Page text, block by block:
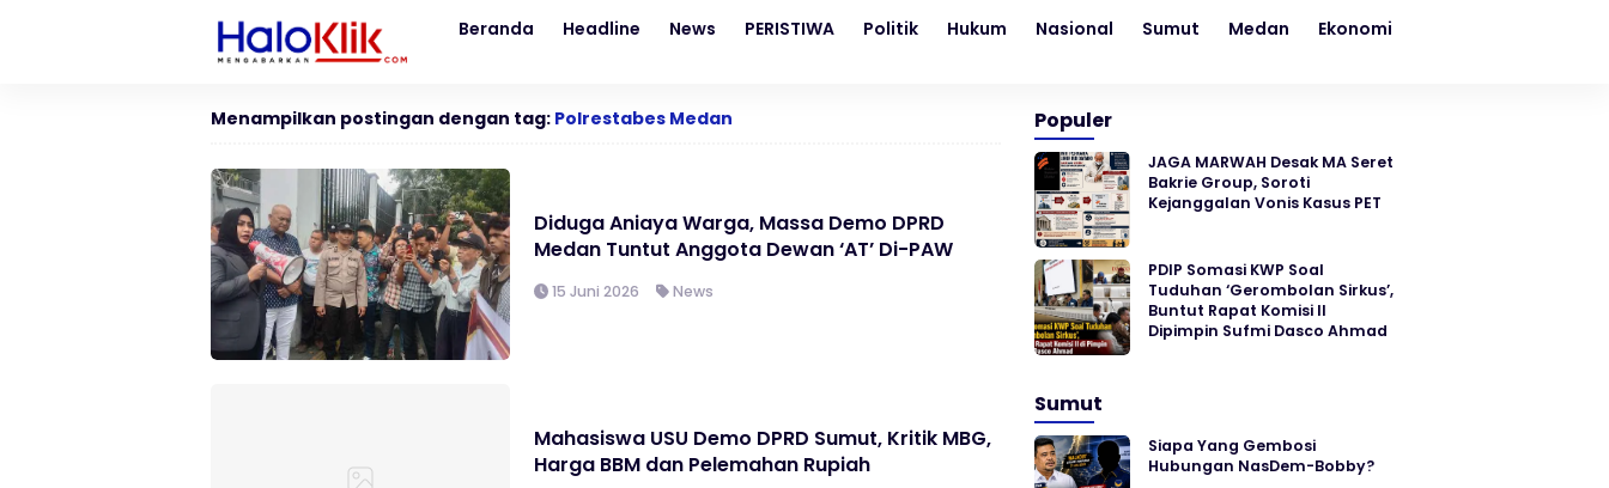
Beranda Headline News PERISTIWA Politik Hukum Nasional Sumut Medan Ekonomi
Menampilkan postingan dengan tag: Polrestabes Medan
Diduga Aniaya Warga, Massa Demo DPRD
Medan Tuntut Anggota Dewan ‘AT’ Di-PAW
15 Juni 2026 News
Mahasiswa USU Demo DPRD Sumut, Kritik MBG,
Harga BBM dan Pelemahan Rupiah
Populer
JAGA MARWAH Desak MA Seret
Bakrie Group, Soroti
Kejanggalan Vonis Kasus PET
PDIP Somasi KWP Soal
Tuduhan ‘Gerombolan Sirkus’,
Buntut Rapat Komisi II
Dipimpin Sufmi Dasco Ahmad
Sumut
Siapa Yang Gembosi
Hubungan NasDem-Bobby?